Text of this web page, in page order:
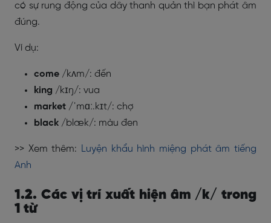
có sự rung động của dây thanh quản thì bạn phát âm
đúng.
Ví dụ:
come /kʌm/: đến
king /kɪŋ/: vua
market /ˈmɑː.kɪt/: chợ
black /blæk/: màu đen
>> Xem thêm: Luyện khẩu hình miệng phát âm tiếng
Anh
1.2. Các vị trí xuất hiện âm /k/ trong
1 từ